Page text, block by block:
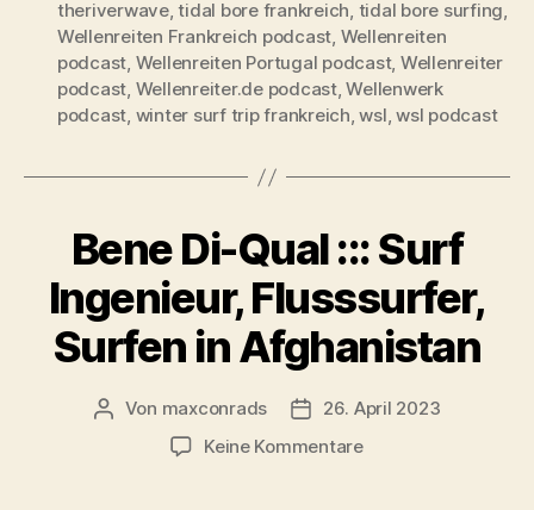
theriverwave,tidal bore frankreich, tidal bore surfing,
Wellenreiten Frankreich podcast, Wellenreiten
podcast, Wellenreiten Portugal podcast, Wellenreiter
podcast, Wellenreiter.de podcast,Wellenwerk
podcast, winter surf trip frankreich,wsl,wsl podcast
Bene Di-Qual ::: Surf
Ingenieur, Flusssurfer,
Surfen in Afghanistan
Beitragsautor
Von maxconrads Beitragsdatum
26. April 2023
Keine Kommentarezu